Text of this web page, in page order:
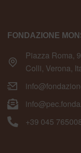
FONDAZIONE
Piazza Roma,
Colli, Verona,
+39 045